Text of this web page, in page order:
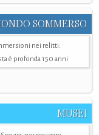
SOMMERSO
nei relitti:
è profonda 150 anni
MUSEI